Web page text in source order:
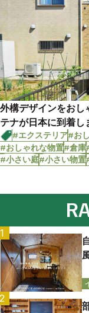
外構デザインをおし
テナが日本に到着し
#エクステリア#お
#おしゃれな物置#倉庫
#小さい庭#小さい物置
1
2